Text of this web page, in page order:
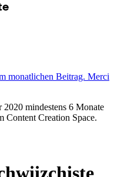
monatlichen Beitrag. Merci
mindestens 6 Monate
Content Creation Space.